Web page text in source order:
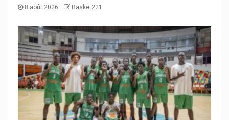
8 août 2026 Basket221